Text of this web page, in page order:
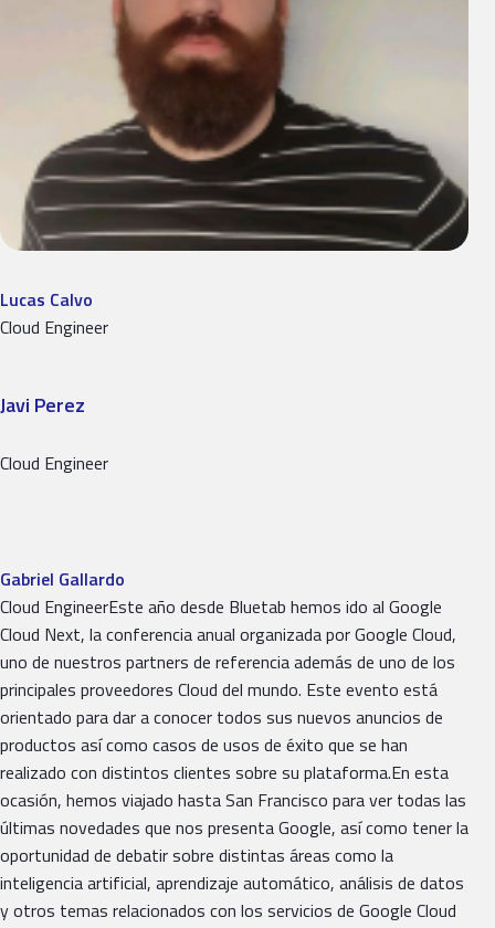
Lucas Calvo
Cloud Engineer
Javi Perez
Cloud Engineer
Gabriel Gallardo
Cloud EngineerEste año desde Bluetab hemos ido al Google
Cloud Next, la conferencia anual organizada por Google Cloud,
uno de nuestros partners de referencia además de uno de los
principales proveedores Cloud del mundo. Este evento está
orientado para dar a conocer todos sus nuevos anuncios de
productos así como casos de usos de éxito que se han
realizado con distintos clientes sobre su plataforma.En esta
ocasión, hemos viajado hasta San Francisco para ver todas las
últimas novedades que nos presenta Google, así como tener la
oportunidad de debatir sobre distintas áreas como la
inteligencia artificial, aprendizaje automático, análisis de datos
y otros temas relacionados con los servicios de Google Cloud